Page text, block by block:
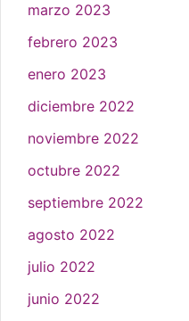
marzo 2023
febrero 2023
enero 2023
diciembre 2022
noviembre 2022
octubre 2022
septiembre 2022
agosto 2022
julio 2022
junio 2022